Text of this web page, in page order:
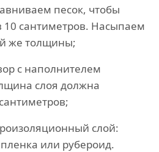
песок, чтобы
10 сантиметров. Насыпаем
же толщины;
с наполнителем
слоя должна
слой:
или рубероид.